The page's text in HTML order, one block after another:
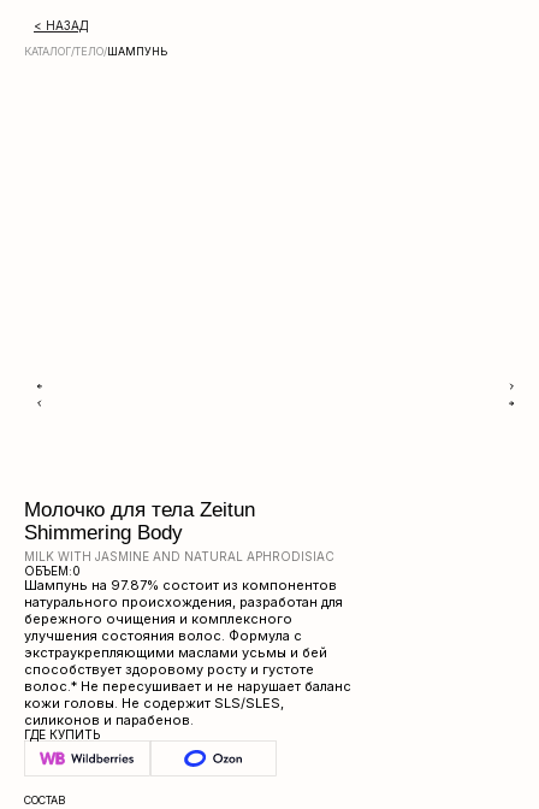
< НАЗАД
КАТАЛОГ/ТЕЛО/ШАМПУНЬ
Молочко для тела Zeitun
Shimmering Body
MILK WITH JASMINE AND NATURAL APHRODISIAC
ОБЪЕМ:0
Шампунь на 97.87% состоит из компонентов
натурального происхождения, разработан для
бережного очищения и комплексного
улучшения состояния волос. Формула с
экстраукрепляющими маслами усьмы и бей
способствует здоровому росту и густоте
волос.* Не пересушивает и не нарушает баланс
кожи головы. Не содержит SLS/SLES,
силиконов и парабенов.
ГДЕ КУПИТЬ
СОСТАВ